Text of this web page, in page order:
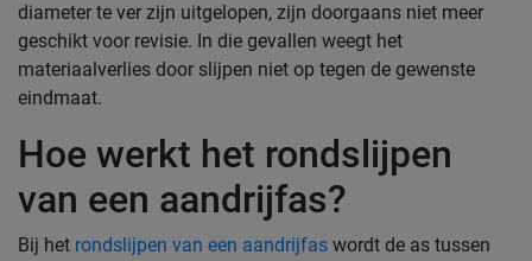
diameter te ver zijn uitgelopen, zijn doorgaans niet meer
geschikt voor revisie. In die gevallen weegt het
materiaalverlies door slijpen niet op tegen de gewenste
eindmaat.
Hoe werkt het rondslijpen
van een aandrijfas?
Bij het rondslijpen van een aandrijfas wordt de as tussen